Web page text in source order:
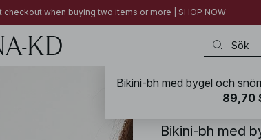
checkout when buying two items or more | SHOP NOW
Badkläder /
Bikini-bh med
Bikini-bh med bygel och
89,70